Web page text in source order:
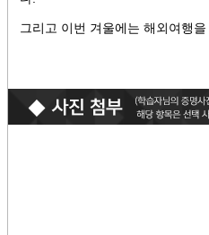
그리고 이번 겨울에는 해외여행